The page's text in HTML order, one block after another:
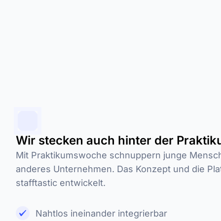
Wir stecken auch hinter der
Mit Praktikumswoche schnuppern junge
anderes Unternehmen. Das Konzept und die
stafftastic entwickelt.
Nahtlos ineinander integrierbar